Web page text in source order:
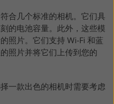
合几个标准的相机。它们具
的电池容量。此外，这些模
照片。它们支持 Wi-Fi 和蓝
照片并将它们上传到您的
一款出色的相机时需要考虑